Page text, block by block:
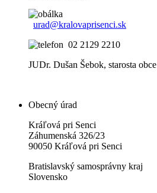
urad@kralovaprisenci.sk
02 2129 2210
JUDr. Dušan Šebok, starosta obce
Obecný úrad
Kráľová pri Senci
Záhumenská 326/23
90050 Kráľová pri Senci
Bratislavský samosprávny kraj
Slovensko